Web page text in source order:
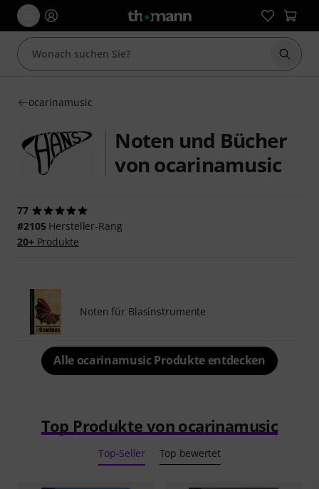
Suche
ocarinamusic
Noten und Bücher
von ocarinamusic
77
#2105 Hersteller-Rang
20+Produkte
Noten für Blasinstrumente
Alle ocarinamusic Produkte entdecken
Top Produkte von ocarinamusic
Top-Seller Top bewertet